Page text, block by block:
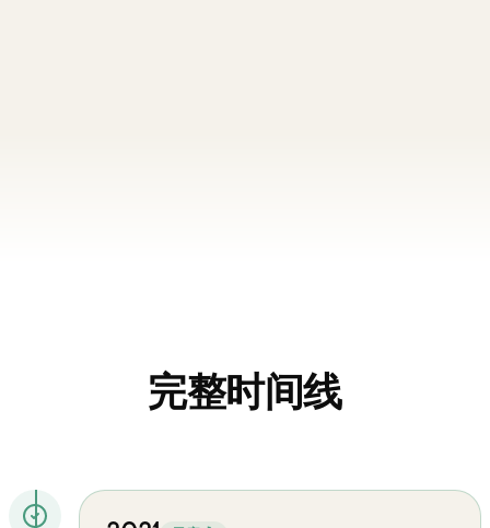
完整时间线